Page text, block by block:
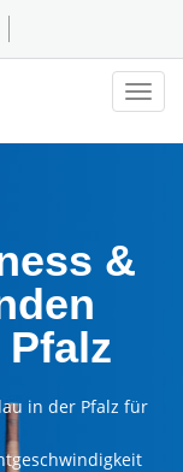
&
in der Pfalz für